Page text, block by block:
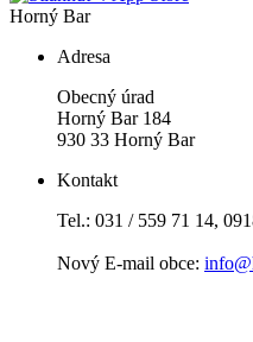
Horný Bar
Adresa
Obecný úrad
Horný Bar 184
930 33 Horný Bar
Kontakt
Tel.: 031 / 559 71 14,
Nový E-mail obce: